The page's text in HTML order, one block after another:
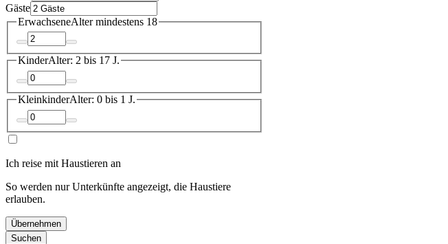
Gäste
ErwachseneAlter mindestens 18
KinderAlter: 2 bis 17 J.
KleinkinderAlter: 0 bis 1 J.
Ich reise mit Haustieren an
So werden nur Unterkünfte angezeigt, die Haustiere
erlauben.
Übernehmen
Suchen